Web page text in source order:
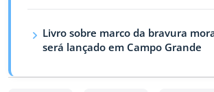
Livro sobre marco da bravura
será lançado em Campo Grande